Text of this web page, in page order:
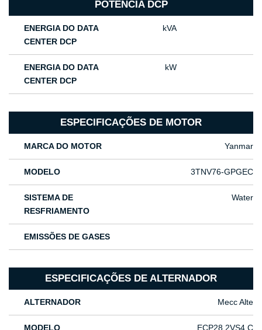
POTÊNCIA DCP
ENERGIA DO DATA
CENTER DCP
kVA
ENERGIA DO DATA
CENTER DCP
kW
ESPECIFICAÇÕES DE MOTOR
MARCA DO MOTOR Yanmar
MODELO 3TNV76-GPGEC
SISTEMA DE
RESFRIAMENTO
Water
EMISSÕES DE GASES
ESPECIFICAÇÕES DE ALTERNADOR
ALTERNADOR Mecc Alte
MODELO ECP28 2VS4 C